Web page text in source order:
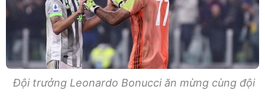
Đội trưởng Leonardo Bonucci ăn mừng cùng đội